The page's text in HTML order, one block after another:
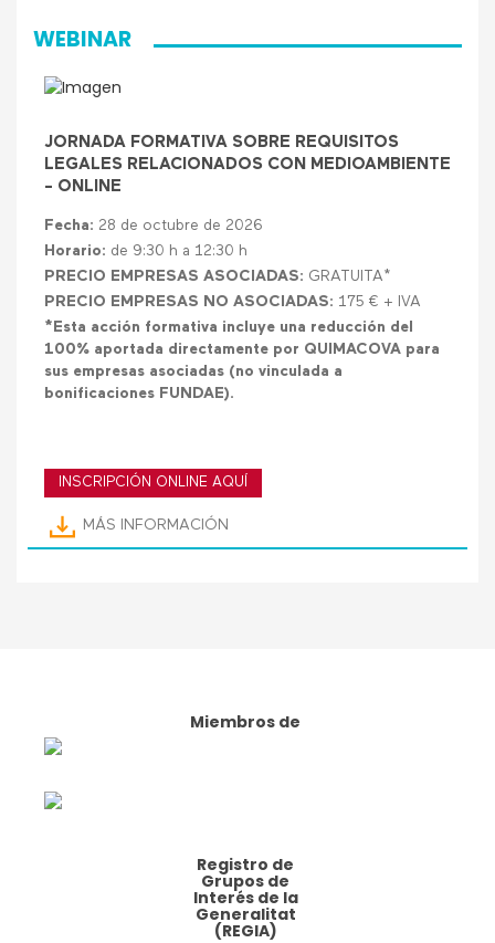
WEBINAR
JORNADA FORMATIVA SOBRE REQUISITOS
LEGALES RELACIONADOS CON MEDIOAMBIENTE
- ONLINE
Fecha: 28 de octubre de 2026
Horario: de 9:30 h a 12:30 h
PRECIO EMPRESAS ASOCIADAS: GRATUITA*
PRECIO EMPRESAS NO ASOCIADAS: 175 € + IVA
*Esta acción formativa incluye una reducción del
100% aportada directamente por QUIMACOVA para
sus empresas asociadas (no vinculada a
bonificaciones FUNDAE).
INSCRIPCIÓN ONLINE AQUÍ
MÁS INFORMACIÓN
Miembros de
Registro de
Grupos de
Interés de la
Generalitat
(REGIA)